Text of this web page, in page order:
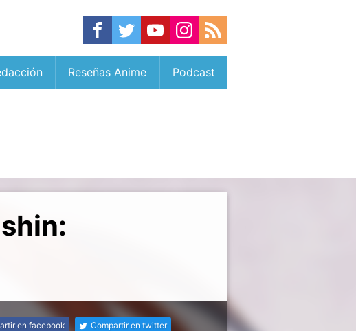
Reseñas Anime Podcast
en facebook Compartir en twitter